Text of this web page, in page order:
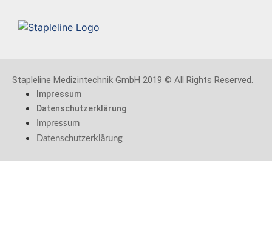
Stapleline Medizintechnik GmbH 2019 © All Rights Reserved.
Impressum
Datenschutzerklärung
Impressum
Datenschutzerklärung